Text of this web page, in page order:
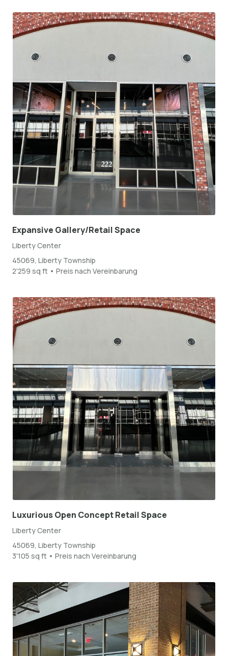
Expansive Gallery/Retail Space
Liberty Center
45069, Liberty Township
2'259 sq ft • Preis nach Vereinbarung
Luxurious Open Concept Retail Space
Liberty Center
45069, Liberty Township
3'105 sq ft • Preis nach Vereinbarung